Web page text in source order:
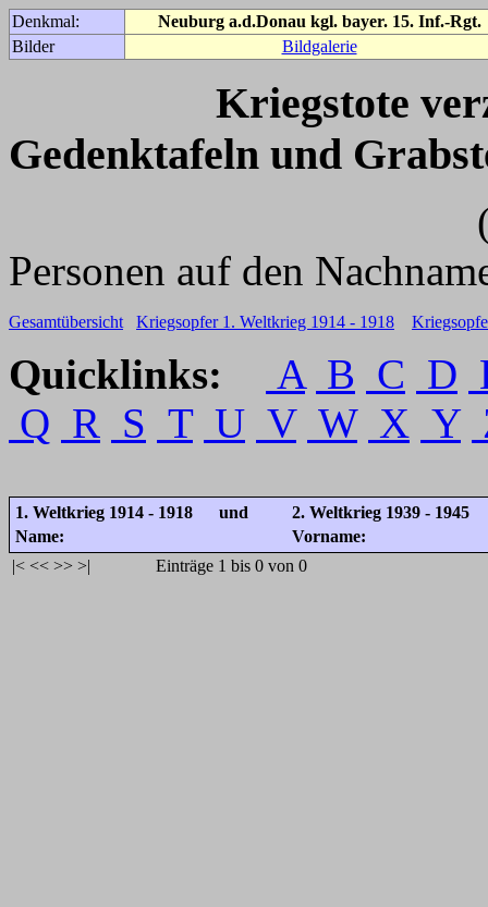
Denkmal:
Neuburg a.d.Donau kgl. bayer. 15. Inf.-Rgt.
Bilder
Bildgalerie
Kriegstote
Gedenktafeln und
(Für weitere
Personen auf den
Gesamtübersicht Kriegsopfer 1. Weltkrieg 1914 - 1918
Quicklinks: A B C D
Q R S T U V W X Y
1. Weltkrieg 1914 - 1918 und
2. Weltkrieg 1939 - 1945
Name:
Vorname:
|< << >> >| Einträge 1 bis 0 von 0